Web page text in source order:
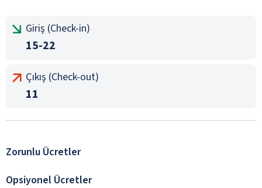
Giriş (Check-in)
15-22
Çıkış (Check-out)
11
Zorunlu Ücretler
Opsiyonel Ücretler